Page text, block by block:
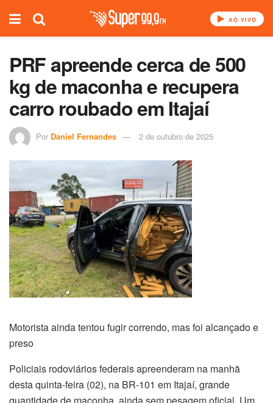
AO VIVO
PRF apreende cerca de 500
kg de maconha e recupera
carro roubado em Itajaí
Por Daniel Fernandes 2 de outubro de 2025
Motorista ainda tentou fugir correndo, mas foi alcançado e
preso
Policiais rodoviários federais apreenderam na manhã
desta quinta-feira (02), na BR-101 em Itajaí, grande
quantidade de maconha, ainda sem pesagem oficial. Um